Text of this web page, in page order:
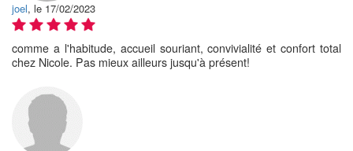
joel, le 17/02/2023
comme a l'habitude, accueil souriant, convivialité et confort total
chez Nicole. Pas mieux ailleurs jusqu'à présent!